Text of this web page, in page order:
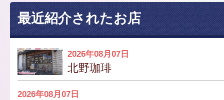
最近紹介されたお店
2026年08月07日
北野珈琲
2026年08月07日